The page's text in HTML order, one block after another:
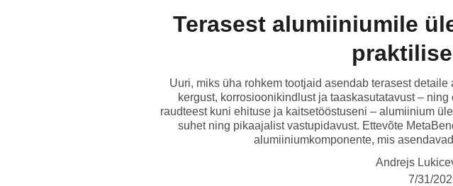
Terasest alumiiniumile
Uuri, miks üha rohkem tootjaid asendab terasest
kergust, korrosioonikindlust ja taaskasutatavust –
raudteest kuni ehituse ja kaitsetööstuseni – alumiinium
suhet ning pikaajalist vastupidavust. Ettevõte
alumiiniumkomponente, mis
Andrejs
7/31/